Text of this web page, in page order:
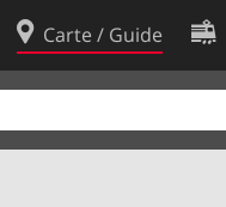
Carte / Guide